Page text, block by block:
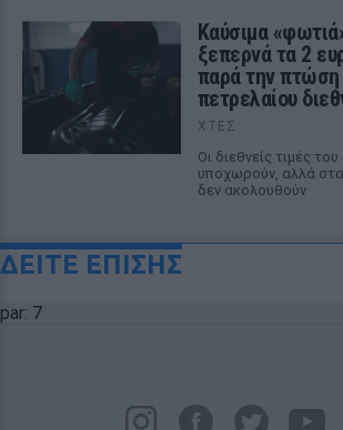
Καύσιμα
ξεπερνά τα 2
παρά την πτώση
πετρελαίου
ΧΤΕΣ
Οι διεθνείς τιμές
υποχωρούν, αλλά στα
δεν ακολουθούν
ΔΕΙΤΕ ΕΠΙΣΗΣ
par: 7